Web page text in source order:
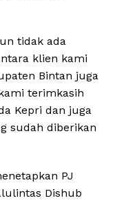
tidak ada
klien kami
Bintan juga
terimkasih
Kepri dan juga
sudah diberikan
PJ
Dishub